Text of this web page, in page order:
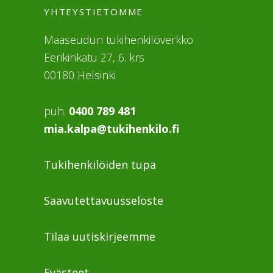
YHTEYSTIETOMME
Maaseudun tukihenkilöverkko
Eerikinkatu 27, 6. krs
00180 Helsinki
puh. 0400 789 481
mia.kalpa@tukihenkilo.fi
Tukihenkilöiden tupa
Saavutettavuusseloste
Tilaa uutiskirjeemme